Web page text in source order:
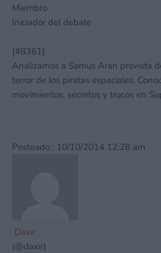
Miembro
Iniciador del debate
[#8361]
Analizamos a Samus Aran provista
terror de los piratas espaciales.
movimientos, secretos y trucos en
Posteado : 10/10/2014 12:28 am
Daxir
(@daxir)